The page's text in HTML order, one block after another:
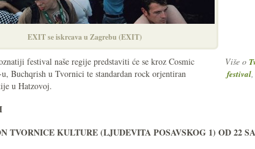
EXIT se iskrcava u Zagrebu (EXIT)
Više o
festival
festival naše regije predstaviti će se kroz Cosmic
Buchqrish u Tvornici te standardan rock orjentiran
u Hatzovoj.
TVORNICE KULTURE (LJUDEVITA POSAVSKOG 1) OD 22